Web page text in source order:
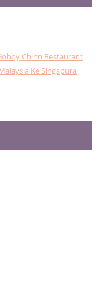
Chinn Restaurant
Ke Singapura